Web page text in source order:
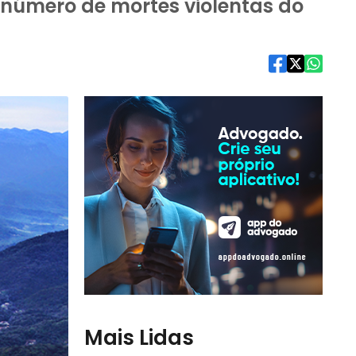
de mortes violentas do
Mais Lidas